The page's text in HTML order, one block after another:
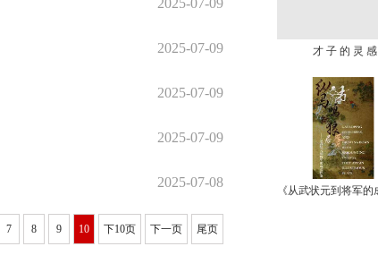
才 子 的 灵 感
2025-07-09
2025-07-09
2025-07-09
2025-07-09
2025-07-08
7 8 9 10 下10页 下一页 尾页